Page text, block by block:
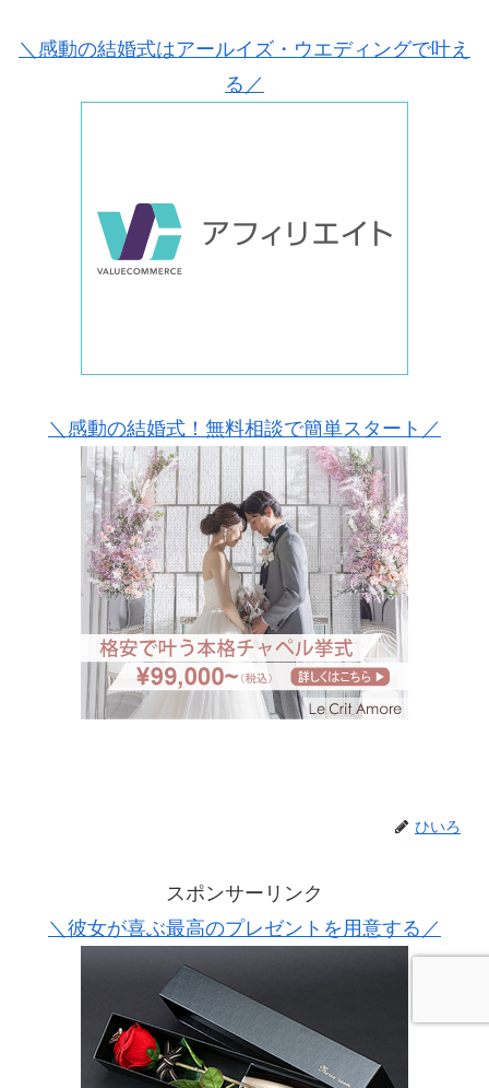
＼感動の結婚式はアールイズ・ウエディングで叶え
る／
＼感動の結婚式！無料相談で簡単スタート／
ひいろ
スポンサーリンク
＼彼女が喜ぶ最高のプレゼントを用意する／